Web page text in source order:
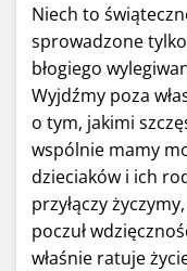
Niech to
sprowadzone
błogiego
Wyjdźmy poza
o tym, jakimi
wspólnie mamy
dzieciaków i ich
przyłączy
poczuł
właśnie ratuje